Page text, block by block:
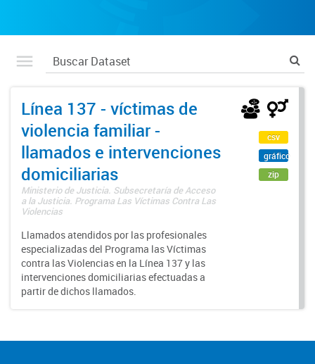
Línea 137 - víctimas de
violencia familiar -
llamados e intervenciones
domiciliarias
Ministerio de Justicia. Subsecretaría de Acceso
a la Justicia. Programa Las Víctimas Contra Las
Violencias
Llamados atendidos por las profesionales
especializadas del Programa las Víctimas
contra las Violencias en la Línea 137 y las
intervenciones domiciliarias efectuadas a
partir de dichos llamados.
csv
gráfico
zip